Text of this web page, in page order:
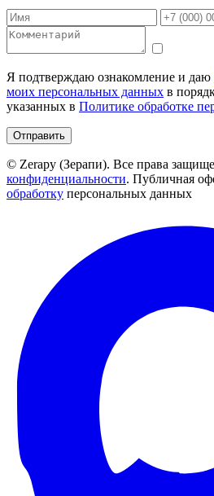
Я подтверждаю ознакомление и даю
моих персональных данных в
указанных в Политике обработке
Отправить
© Zerapy (Зерапи). Все права
конфиденциальности. Публичная
обработку персональных данных